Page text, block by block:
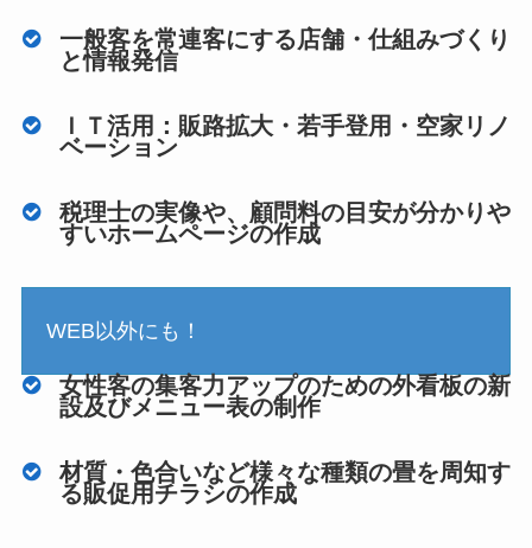
一般客を常連客にする店舗・仕組みづくり
と情報発信
ＩＴ活用：販路拡大・若手登用・空家リノ
ベーション
税理士の実像や、顧問料の目安が分かりや
すいホームページの作成
WEB以外にも！
女性客の集客力アップのための外看板の新
設及びメニュー表の制作
材質・色合いなど様々な種類の畳を周知す
る販促用チラシの作成